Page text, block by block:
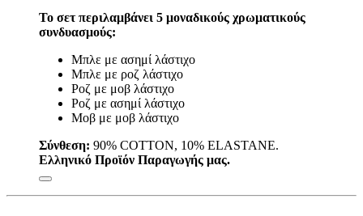
Το σετ περιλαμβάνει 5 μοναδικούς χρωματικούς
συνδυασμούς:
Μπλε με ασημί λάστιχο
Μπλε με ροζ λάστιχο
Ροζ με μοβ λάστιχο
Ροζ με ασημί λάστιχο
Μοβ με μοβ λάστιχο
Σύνθεση: 90% COTTON, 10% ELASTANE.
Ελληνικό Προϊόν Παραγωγής μας.